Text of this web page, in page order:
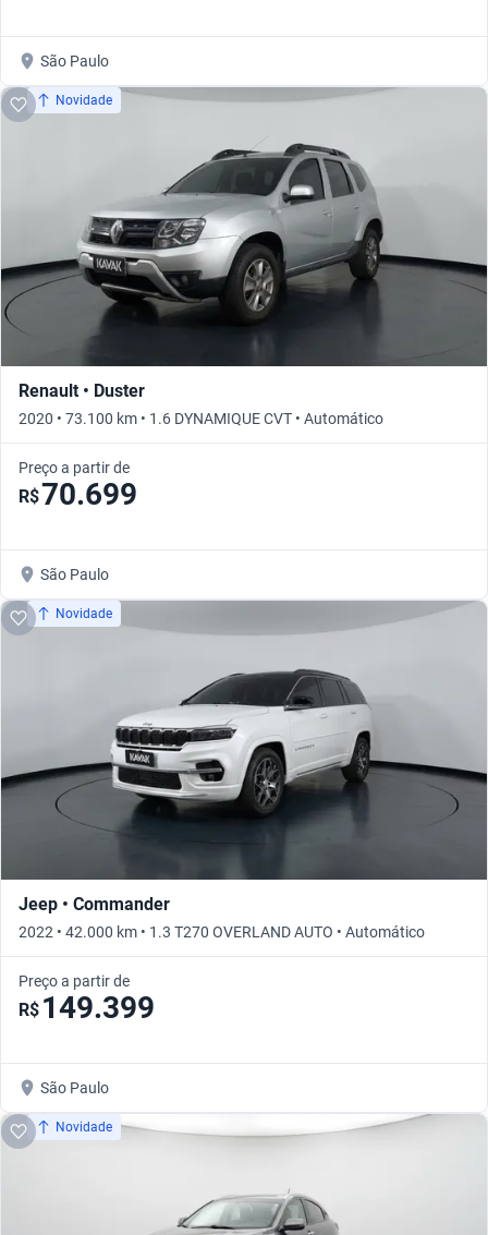
São Paulo
Novidade
Renault • Duster
2020 • 73.100 km • 1.6 DYNAMIQUE CVT • Automático
Preço a partir de
R$70.699
São Paulo
Novidade
Jeep • Commander
2022 • 42.000 km • 1.3 T270 OVERLAND AUTO • Automático
Preço a partir de
R$ 149.399
São Paulo
Novidade